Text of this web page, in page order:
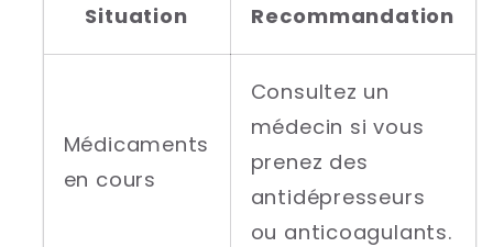
Situation Recommandation
Médicaments
en cours
Consultez un
médecin si vous
prenez des
antidépresseurs
ou anticoagulants.